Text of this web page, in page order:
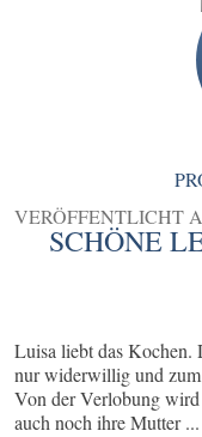
VERÖFFENTLICHT
SCHÖNE
Luisa liebt das Kochen.
nur widerwillig und
Von der Verlobung
auch noch ihre Mutter ...